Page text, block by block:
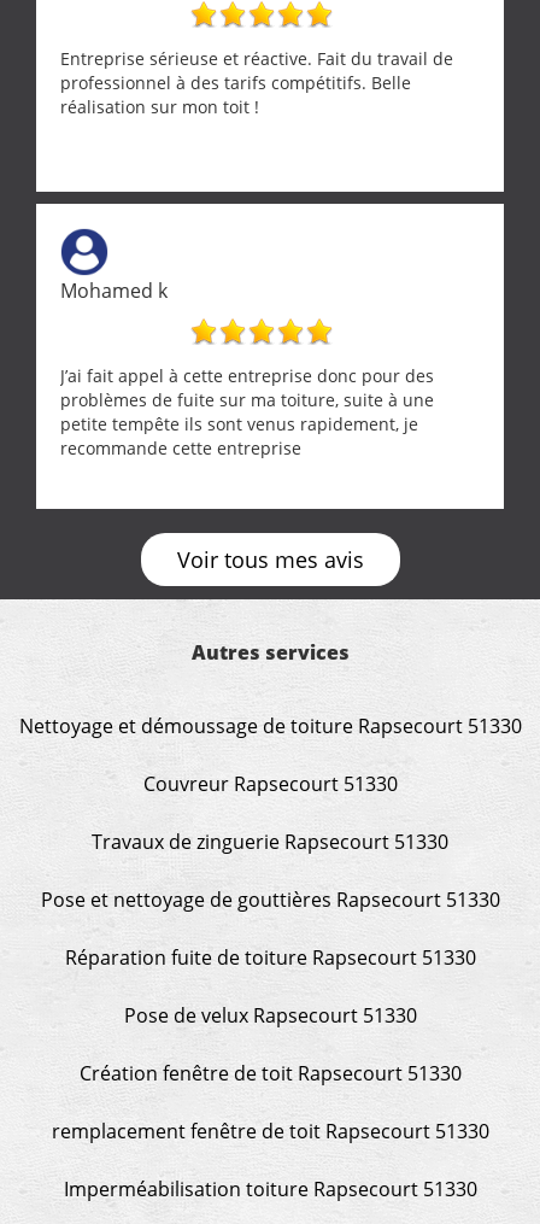
Entreprise sérieuse et réactive. Fait du travail de
professionnel à des tarifs compétitifs. Belle
réalisation sur mon toit !
Mohamed k
J’ai fait appel à cette entreprise donc pour des
problèmes de fuite sur ma toiture, suite à une
petite tempête ils sont venus rapidement, je
recommande cette entreprise
Voir tous mes avis
Autres services
Nettoyage et démoussage de toiture Rapsecourt 51330
Couvreur Rapsecourt 51330
Travaux de zinguerie Rapsecourt 51330
Pose et nettoyage de gouttières Rapsecourt 51330
Réparation fuite de toiture Rapsecourt 51330
Pose de velux Rapsecourt 51330
Création fenêtre de toit Rapsecourt 51330
remplacement fenêtre de toit Rapsecourt 51330
Imperméabilisation toiture Rapsecourt 51330